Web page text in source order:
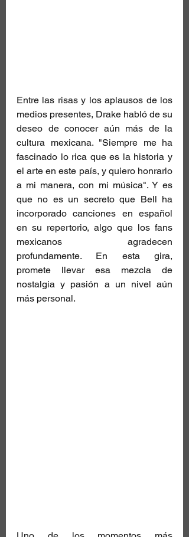
Entre las risas y los aplausos de los
medios presentes, Drake habló de su
deseo de conocer aún más de la
cultura mexicana. "Siempre me ha
fascinado lo rica que es la historia y
el arte en este país, y quiero honrarlo
a mi manera, con mi música". Y es
que no es un secreto que Bell ha
incorporado canciones en español
en su repertorio, algo que los fans
mexicanos agradecen
profundamente. En esta gira,
promete llevar esa mezcla de
nostalgia y pasión a un nivel aún
más personal.